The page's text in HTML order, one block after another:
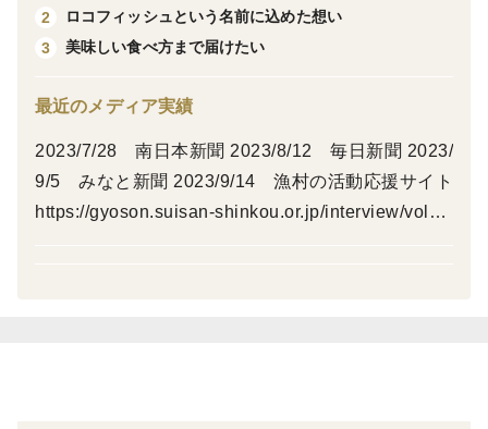
①北海道, 東北, 関東,信越,北陸, 中部,沖縄,その他離島地
域：翌々日着
※四国、中国、関西は午前中着指定の場合、翌々日着と
なります。
●商品画像はイメージです。
●天候不良等により出漁できない場合があります。その
2
ロコフィッシュという名前に込めた想い
3
美味しい食べ方まで届けたい
最近のメディア実績
2023/7/28 南日本新聞 2023/8/12 毎日新聞 2023/
9/5 みなと新聞 2023/9/14 漁村の活動応援サイト
https://gyoson.suisan-shinkou.or.jp/interview/vol6